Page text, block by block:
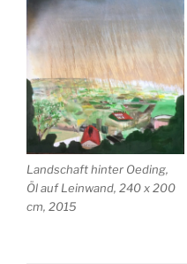
Landschaft hinter Oeding,
Öl auf Leinwand, 240 x 200
cm, 2015